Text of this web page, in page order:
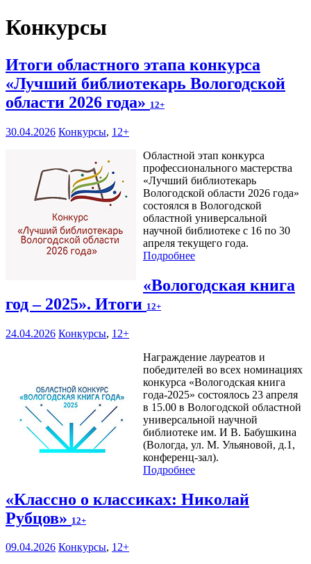
Конкурсы
Итоги областного этапа конкурса
«Лучший библиотекарь Вологодской
области 2026 года» 12+
30.04.2026 Конкурсы, 12+
Областной этап конкурса
профессионального мастерства
«Лучший библиотекарь
Вологодской области 2026 года»
состоялся в Вологодской
областной универсальной
научной библиотеке с 16 по 30
апреля текущего года.
Подробнее
«Вологодская книга
год – 2025». Итоги 12+
24.04.2026 Конкурсы, 12+
Награждение лауреатов и
победителей во всех номинациях
конкурса «Вологодская книга
года-2025» состоялось 23 апреля
в 15.00 в Вологодской областной
универсальной научной
библиотеке им. И В. Бабушкина
(Вологда, ул. М. Ульяновой, д.1,
конференц-зал).
Подробнее
«Классно о классиках: Николай
Рубцов» 12+
09.04.2026 Конкурсы, 12+